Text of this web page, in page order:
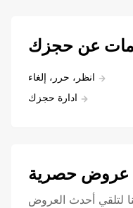
عن حجزك
انظر، حرر، إلغاء
ادارة حجزك
عروض حصرية
لتلقي أحدث العروض